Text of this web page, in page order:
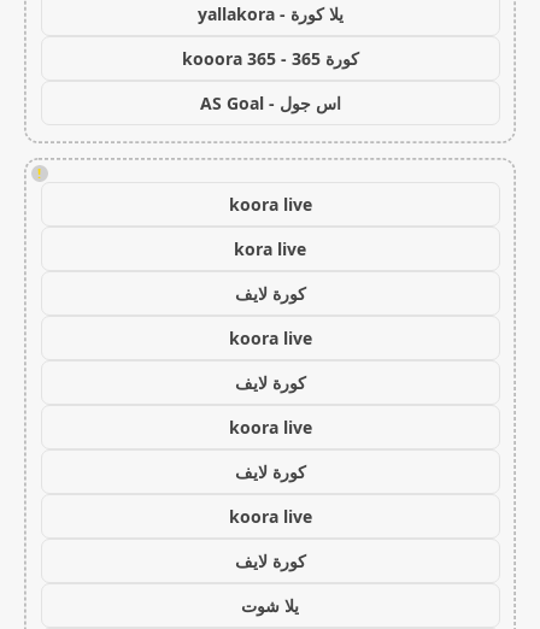
يلا كورة - yallakora
كورة 365 - kooora 365
اس جول - AS Goal
!
koora live
kora live
كورة لايف
koora live
كورة لايف
koora live
كورة لايف
koora live
كورة لايف
يلا شوت